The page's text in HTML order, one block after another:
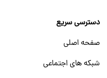
دسترسی سریع
صفحه اصلی
شبکه های اجتماعی